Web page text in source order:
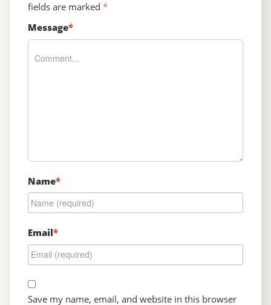
fields are marked *
Message*
Name*
Email*
Save my name, email, and website in this browser